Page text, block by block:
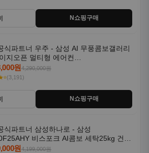
N쇼핑구매
식파트너 우주 - 삼성 AI 무풍콤보갤러리
지오픈 멀티형 에어컨
기본설치포함
원4,290,000원
(3,191)
N쇼핑구매
식파트너 삼성하나로 - 삼성
비스포크 AI콤보 세탁25kg 건조
동문열림 1등급
원4,199,000원